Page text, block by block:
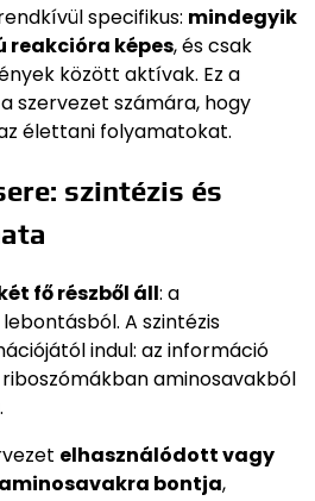
specifikus: mindegyik
reakcióra képes, és csak
között aktívak. Ez a
szervezet számára, hogy
élettani folyamatokat.
szintézis és
fő részből áll: a
A szintézis
indul: az információ
aminosavakból
elhasználódott vagy
bontja,